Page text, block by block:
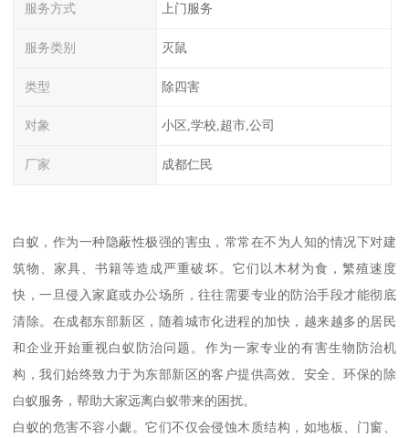
服务方式 上门服务
服务类别 灭鼠
类型 除四害
对象 小区,学校,超市,公司
厂家 成都仁民
白蚁，作为一种隐蔽性极强的害虫，常常在不为人知的情况下对建
筑物、家具、书籍等造成严重破坏。它们以木材为食，繁殖速度
快，一旦侵入家庭或办公场所，往往需要专业的防治手段才能彻底
清除。在成都东部新区，随着城市化进程的加快，越来越多的居民
和企业开始重视白蚁防治问题。作为一家专业的有害生物防治机
构，我们始终致力于为东部新区的客户提供高效、安全、环保的除
白蚁服务，帮助大家远离白蚁带来的困扰。
白蚁的危害不容小觑。它们不仅会侵蚀木质结构，如地板、门窗、